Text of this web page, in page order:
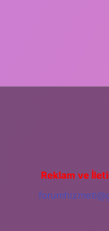
Reklam ve